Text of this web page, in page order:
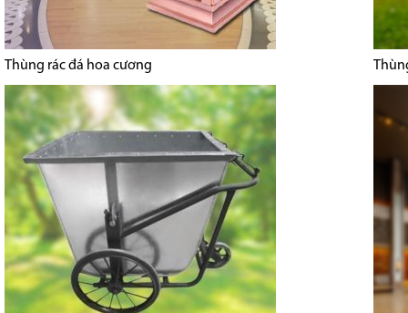
Thùng rác đá hoa cương